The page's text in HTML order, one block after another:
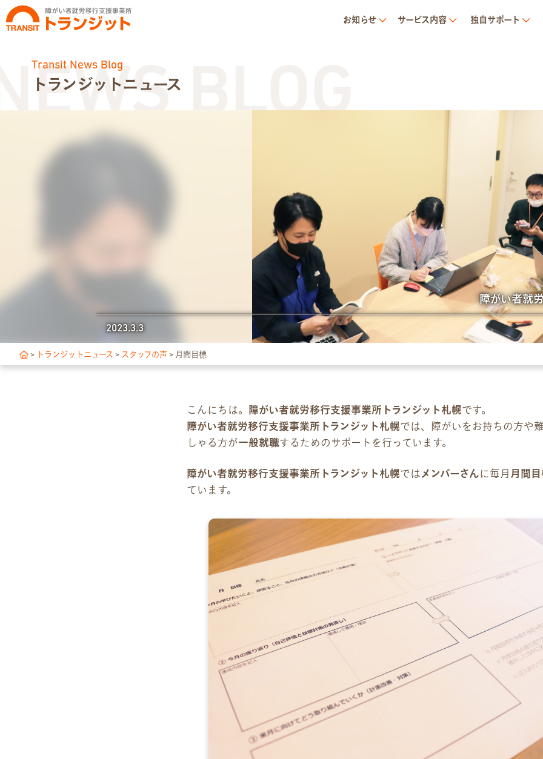
お知らせ サービス内容 独自サポート
サービス内容
トランジットについて
1日の流れ
ご利用の流れ
3つの支援制度
パンフレット
デジタルパンフレット
アクセス・ご案内
事業所ツアーマップ
雇用をお考えの企業様へ
プライバシーポリシー
お問い合わせ
各種SNS
採用情報
BLOG
Transit News Blog
トランジットニュース
障がい者就
2023.3.3
> トランジットニュース > スタッフの声 > 月間目標
こんにちは。 障がい者就労移行支援事業所トランジット札幌です。
障がい者就労移行支援事業所トランジット札幌では、障がいをお持ちの方や
しゃる方が一般就職するためのサポートを行っています。
障がい者就労移行支援事業所トランジット札幌ではメンバーさんに毎月 月間
ています。